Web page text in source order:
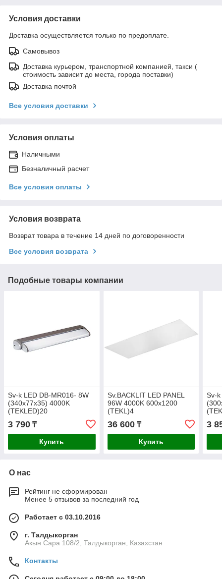
Условия доставки
Доставка осуществляется только по предоплате.
Самовывоз
Доставка курьером, транспортной компанией, такси (
стоимость зависит до места, города поставки)
Доставка почтой
Все условия доставки
Условия оплаты
Наличными
Безналичный расчет
Все условия оплаты
Условия возврата
Возврат товара в течение 14 дней по договоренности
Все условия возврата
Подобные товары компании
Sv-k LED DB-MR016- 8W
(340x77x35) 4000K
(TEKLED)20
3 790 ₸
Купить
Sv.BACKLIT LED PANEL
96W 4000K 600x1200
(TEKL)4
36 600₸
Купить
Sv-
3
О нас
Рейтинг не сформирован
Менее 5 отзывов за последний год
Работает с 03.10.2016
г. Талдыкорган
Акын Сара 108/2, Талдыкорган, Казахстан
Контакты